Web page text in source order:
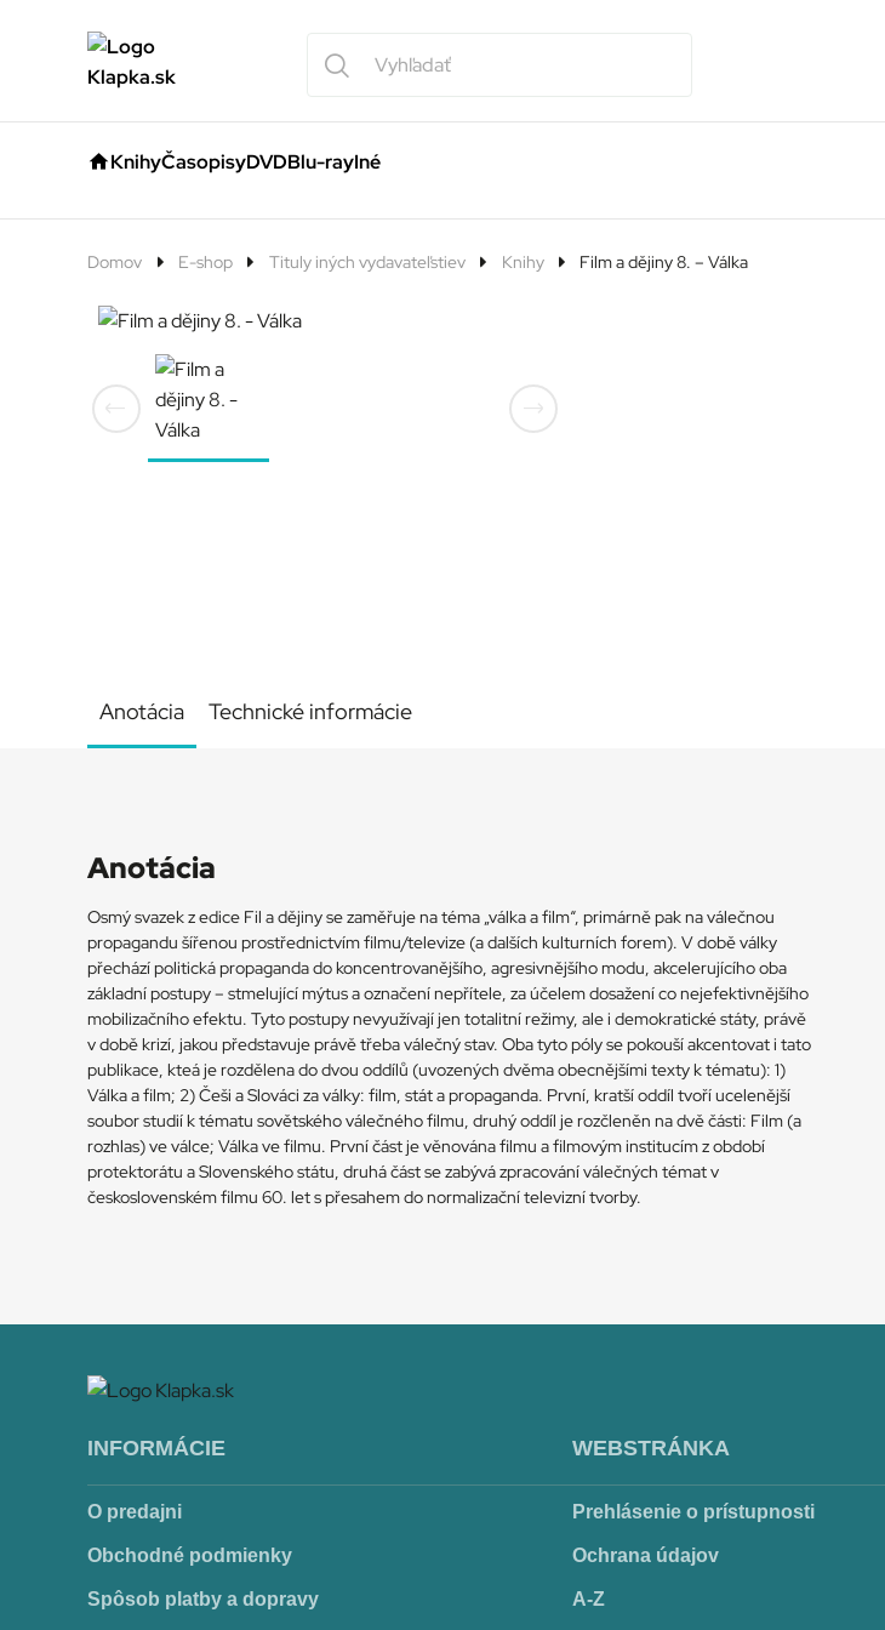
KnihyČasopisyDVDBlu-rayIné
Domov E-shop Tituly iných vydavateľstiev Knihy Film a dějiny 8. – Válka
Anotácia Technické informácie
Anotácia
Osmý svazek z edice Fil a dějiny se zaměřuje na téma „válka a film“, primárně pak na válečnou
propagandu šířenou prostřednictvím filmu/televize (a dalších kulturních forem). V době války
přechází politická propaganda do koncentrovanějšího, agresivnějšího modu, akcelerujícího oba
základní postupy – stmelující mýtus a označení nepřítele, za účelem dosažení co nejefektivnějšího
mobilizačního efektu. Tyto postupy nevyužívají jen totalitní režimy, ale i demokratické státy, právě
v době krizí, jakou představuje právě třeba válečný stav. Oba tyto póly se pokouší akcentovat i tato
publikace, kteá je rozdělena do dvou oddílů (uvozených dvěma obecnějšími texty k tématu): 1)
Válka a film; 2) Češi a Slováci za války: film, stát a propaganda. První, kratší oddíl tvoří ucelenější
soubor studií k tématu sovětského válečného filmu, druhý oddíl je rozčleněn na dvě části: Film (a
rozhlas) ve válce; Válka ve filmu. První část je věnována filmu a filmovým institucím z období
protektorátu a Slovenského státu, druhá část se zabývá zpracování válečných témat v
československém filmu 60. let s přesahem do normalizační televizní tvorby.
INFORMÁCIE
O predajni
Obchodné podmienky
Spôsob platby a dopravy
WEBSTRÁNKA
Prehlásenie o prístupnosti
Ochrana údajov
A-Z